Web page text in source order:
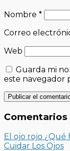
Nombre *
Correo
Web
Guarda mi
este navegador
Comentarios
El ojo rojo ¿Qué
Cuidar Los Ojos